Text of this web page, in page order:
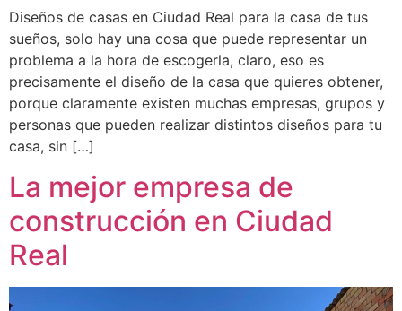
Diseños de casas en Ciudad Real para la casa de tus
sueños, solo hay una cosa que puede representar un
problema a la hora de escogerla, claro, eso es
precisamente el diseño de la casa que quieres obtener,
porque claramente existen muchas empresas, grupos y
personas que pueden realizar distintos diseños para tu
casa, sin […]
La mejor empresa de
construcción en Ciudad
Real